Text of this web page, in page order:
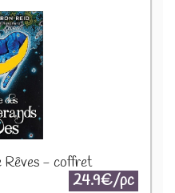
Rêves - coffret
24.9€/pc